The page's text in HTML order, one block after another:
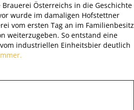
Österreichs in die Geschichte
wurde im damaligen Hofstettner
vom ersten Tag an im Familienbesitz
weiterzugeben. So entstand eine
industriellen Einheitsbier deutlich